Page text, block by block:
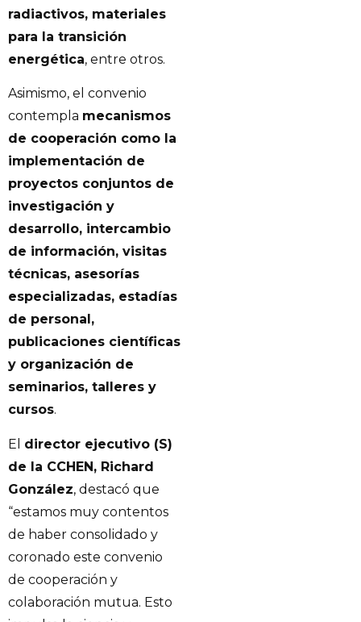
radiactivos, materiales
para la transición
energética, entre otros.
Asimismo, el convenio
contempla mecanismos
de cooperación como la
implementación de
proyectos conjuntos de
investigación y
desarrollo, intercambio
de información, visitas
técnicas, asesorías
especializadas, estadías
de personal,
publicaciones científicas
y organización de
seminarios, talleres y
cursos.
El director ejecutivo (S)
de la CCHEN, Richard
González, destacó que
“estamos muy contentos
de haber consolidado y
coronado este convenio
de cooperación y
colaboración mutua. Esto